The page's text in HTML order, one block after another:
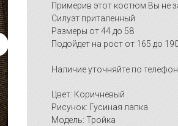
Примерив этот костюм Вы не
Силуэт приталенный
Размеры от 44 до 58
Подойдет на рост от 165 до
Наличие уточняйте по
Цвет: Коричневый
Рисунок: Гусиная лапка
Модель: Тройка